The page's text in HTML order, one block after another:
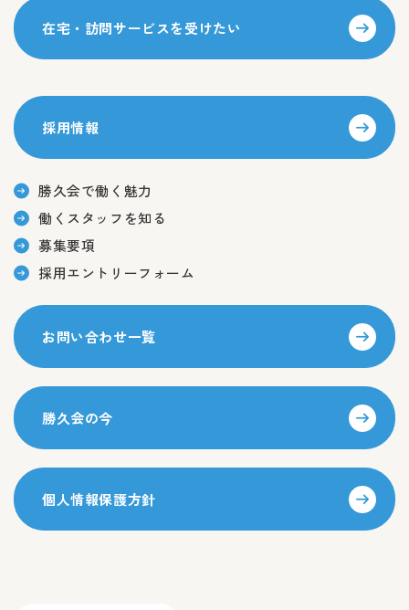
在宅・訪問サービスを受けたい
採用情報
勝久会で働く魅力
働くスタッフを知る
募集要項
採用エントリーフォーム
お問い合わせ一覧
勝久会の今
個人情報保護方針